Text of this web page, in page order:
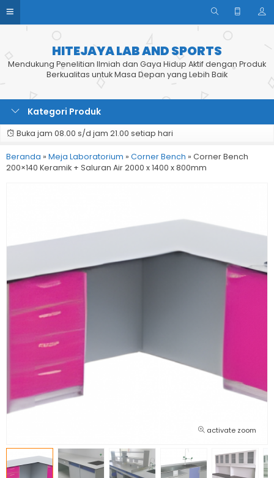
HITEJAYA LAB AND SPORTS
Mendukung Penelitian Ilmiah dan Gaya Hidup Aktif dengan Produk
Berkualitas untuk Masa Depan yang Lebih Baik
Kategori Produk
Buka jam 08.00 s/d jam 21.00 setiap hari
Beranda » Meja Laboratorium » Corner Bench » Corner Bench
200×140 Keramik + Saluran Air 2000 x 1400 x 800mm
activate zoom